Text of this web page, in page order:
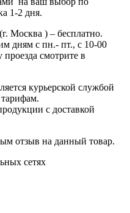
1-2 дня.
Москва ) – бесплатно.
дням с пн.- пт., с 10-00
проезда смотрите в
курьерской службой
с доставкой
отзыв на данный товар.
сетях